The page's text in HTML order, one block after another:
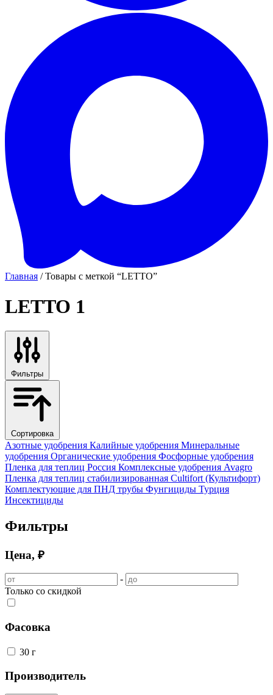
Главная / Товары с меткой “LETTO”
LETTO 1
Фильтры
Сортировка
Азотные удобрения Калийные удобрения Минеральные
удобрения Органические удобрения Фосфорные удобрения
Пленка для теплиц Россия Комплексные удобрения Avagro
Пленка для теплиц стабилизированная Cultifort (Культифорт)
Комплектующие для ПНД трубы Фунгициды Турция
Инсектициды
Фильтры
Цена, ₽
-
Только со скидкой
Фасовка
30 г
Производитель